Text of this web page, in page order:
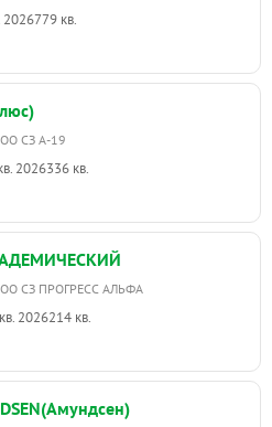
2026779 кв.
СЗ А-19
2026336 кв.
ООО СЗ ПРОГРЕСС АЛЬФА
2026214 кв.